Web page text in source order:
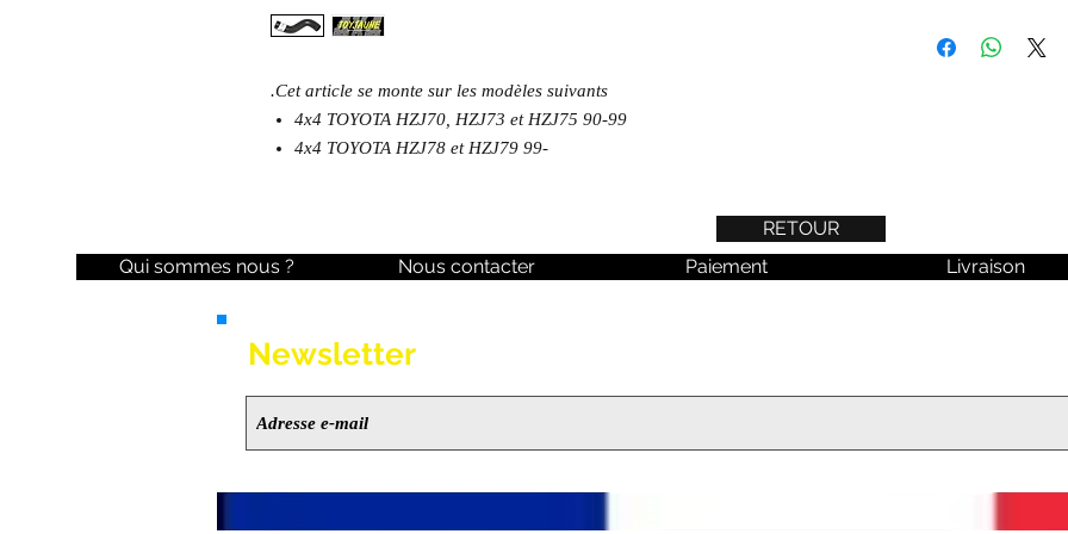
.Cet article se monte sur les modèles suivants
4x4 TOYOTA HZJ70, HZJ73 et HZJ75 90-99
4x4 TOYOTA HZJ78 et HZJ79 99-
RETOUR
Qui sommes nous ?
Nous contacter Paiement Livraison
Newsletter